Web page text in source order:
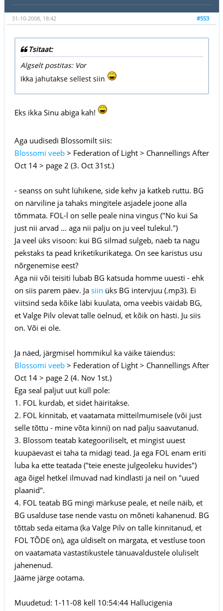
#553
31-10-2008, 18:42
Tsitaat:
Algselt postitas: Vor
Ikka jahutakse sellest siin
Eks ikka Sinu abiga kah!
Aga uudisedi Blossomilt siis:
Blossomi veeb> Federation of Light > Channellings After
Oct 14 > page 2 (3. Oct 31st.)
- seanss on suht lühikene, side kehv ja katkeb ruttu. BG
on närviline ja tahaks mingitele asjadele joone alla
tõmmata. FOL-l on selle peale nina vingus ("No kui Sa
just nii arvad ... aga nii palju on ju veel tulekul.")
Ja veel üks visoon: kui BG silmad sulgeb, näeb ta nagu
pekstaks ta pead kriketikurikatega. On see karistus usu
nõrgenemise eest?
Aga nii või teisiti lubab BG katsuda homme uuesti - ehk
on siis parem päev. Ja siin üks BG intervjuu (.mp3). Ei
viitsind seda kõike läbi kuulata, oma veebis väidab BG,
et Valge Pilv olevat talle öelnud, et kõik on hästi. Ju siis
on. Või ei ole.
Ja näed, järgmisel hommikul ka väike täiendus:
Blossomi veeb> Federation of Light > Channellings After
Oct 14 > page 2 (4. Nov 1st.)
Ega seal paljut uut küll pole:
1. FOL kurdab, et sidet häiritakse.
2. FOL kinnitab, et vaatamata mitteilmumisele (või just
selle tõttu - mine võta kinni) on nad palju saavutanud.
3. Blossom teatab kategooriliselt, et mingist uuest
kuupäevast ei taha ta midagi tead. Ja ega FOL enam eriti
luba ka ette teatada ("teie eneste julgeoleku huvides")
aga õigel hetkel ilmuvad nad kindlasti ja neil on "uued
plaanid".
4. FOL teatab BG mingi märkuse peale, et neile näib, et
BG usalduse tase nende vastu on mõneti kahanenud. BG
tõttab seda eitama (ka Valge Pilv on talle kinnitanud, et
FOL TÕDE on), aga üldiselt on märgata, et vestluse toon
on vaatamata vastastikustele tänuavaldustele oluliselt
jahenenud.
Jääme järge ootama.
Muudetud: 1-11-08 kell 10:54:44 Hallucigenia